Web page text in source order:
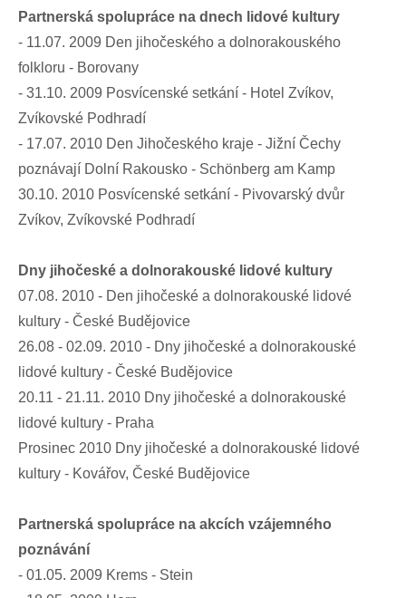
Partnerská spolupráce na dnech lidové kultury
- 11.07. 2009 Den jihočeského a dolnorakouského
folkloru - Borovany
- 31.10. 2009 Posvícenské setkání - Hotel Zvíkov,
Zvíkovské Podhradí
- 17.07. 2010 Den Jihočeského kraje - Jižní Čechy
poznávají Dolní Rakousko - Schönberg am Kamp
30.10. 2010 Posvícenské setkání - Pivovarský dvůr
Zvíkov, Zvíkovské Podhradí
Dny jihočeské a dolnorakouské lidové kultury
07.08. 2010 - Den jihočeské a dolnorakouské lidové
kultury - České Budějovice
26.08 - 02.09. 2010 - Dny jihočeské a dolnorakouské
lidové kultury - České Budějovice
20.11 - 21.11. 2010 Dny jihočeské a dolnorakouské
lidové kultury - Praha
Prosinec 2010 Dny jihočeské a dolnorakouské lidové
kultury - Kovářov, České Budějovice
Partnerská spolupráce na akcích vzájemného
poznávání
- 01.05. 2009 Krems - Stein